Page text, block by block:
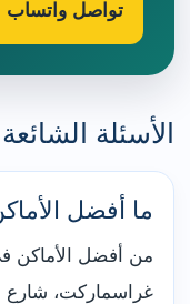
تواصل واتساب
الأسئلة
ما أفضل
من أفضل الأماكن في
غراسماركت، شارع